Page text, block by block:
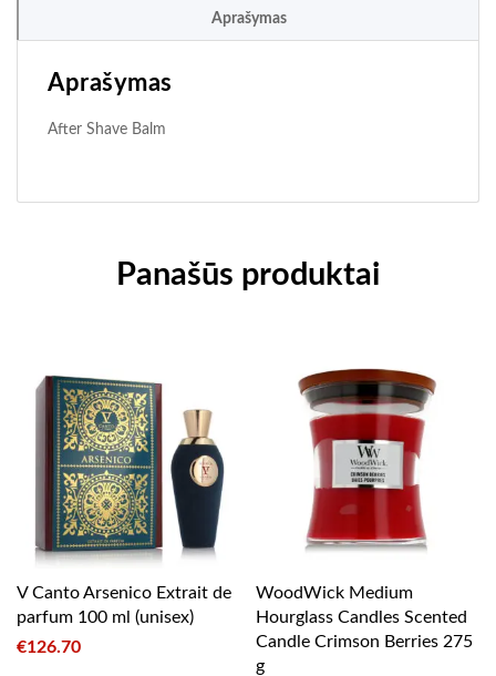
Aprašymas
Aprašymas
After Shave Balm
Panašūs produktai
V Canto Arsenico Extrait de
parfum 100 ml (unisex)
€126.70
WoodWick Medium
Hourglass Candles Scented
Candle Crimson Berries 275
g